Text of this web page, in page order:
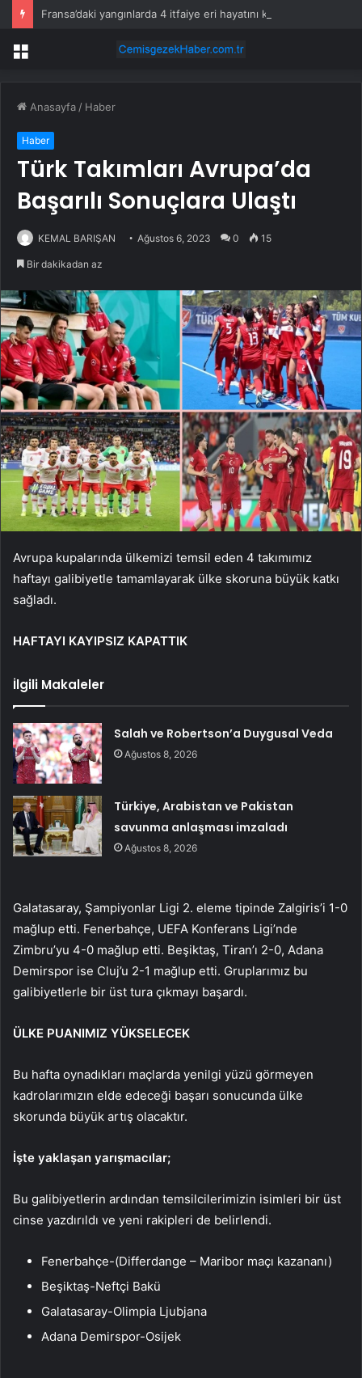
Fransa’daki yangınlarda 4 itfaiye eri hayatını kaybetti
Menü
Anasayfa / Haber
Haber
Türk Takımları Avrupa’da
Başarılı Sonuçlara Ulaştı
KEMAL BARIŞAN Ağustos 6, 2023 0 15
Bir dakikadan az
Avrupa kupalarında ülkemizi temsil eden 4 takımımız
haftayı galibiyetle tamamlayarak ülke skoruna büyük katkı
sağladı.
HAFTAYI KAYIPSIZ KAPATTIK
İlgili Makaleler
Salah ve Robertson’a Duygusal Veda
Ağustos 8, 2026
Türkiye, Arabistan ve Pakistan
savunma anlaşması imzaladı
Ağustos 8, 2026
Galatasaray, Şampiyonlar Ligi 2. eleme tipinde Zalgiris’i 1-0
mağlup etti. Fenerbahçe, UEFA Konferans Ligi’nde
Zimbru’yu 4-0 mağlup etti. Beşiktaş, Tiran’ı 2-0, Adana
Demirspor ise Cluj’u 2-1 mağlup etti. Gruplarımız bu
galibiyetlerle bir üst tura çıkmayı başardı.
ÜLKE PUANIMIZ YÜKSELECEK
Bu hafta oynadıkları maçlarda yenilgi yüzü görmeyen
kadrolarımızın elde edeceği başarı sonucunda ülke
skorunda büyük artış olacaktır.
İşte yaklaşan yarışmacılar;
Bu galibiyetlerin ardından temsilcilerimizin isimleri bir üst
cinse yazdırıldı ve yeni rakipleri de belirlendi.
Fenerbahçe-(Differdange – Maribor maçı kazananı)
Beşiktaş-Neftçi Bakü
Galatasaray-Olimpia Ljubjana
Adana Demirspor-Osijek